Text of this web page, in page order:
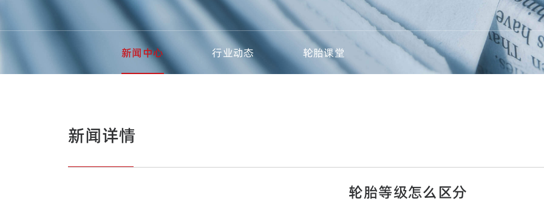
新闻中心 行业动态 轮胎课堂
新闻详情
轮胎等级怎么区分